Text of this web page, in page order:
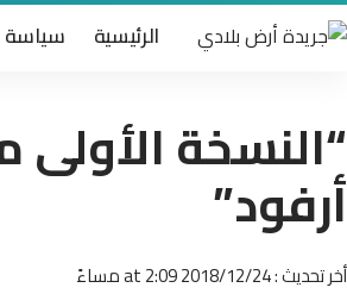
الرئيسية سياسة
“النسخة الأولى
أرفود”
أخر تحديث : 2018/12/24 at 2:09 مساءً